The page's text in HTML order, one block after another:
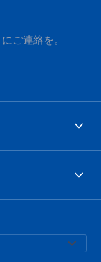
ご連絡を。